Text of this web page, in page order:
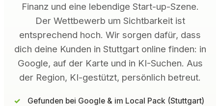
Finanz und eine lebendige Start-up-Szene.
Der Wettbewerb um Sichtbarkeit ist
entsprechend hoch. Wir sorgen dafür, dass
dich deine Kunden in Stuttgart online finden: in
Google, auf der Karte und in KI-Suchen. Aus
der Region, KI-gestützt, persönlich betreut.
Gefunden bei Google & im Local Pack (Stuttgart)